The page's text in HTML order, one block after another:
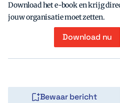
Download het e-book en krijg
jouw organisatie moet zetten.
Download nu
Bewaar bericht